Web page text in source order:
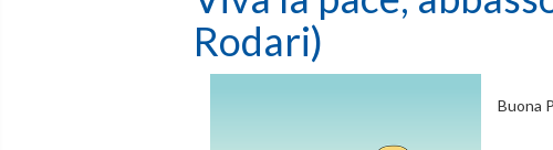
Rodari)
Buona